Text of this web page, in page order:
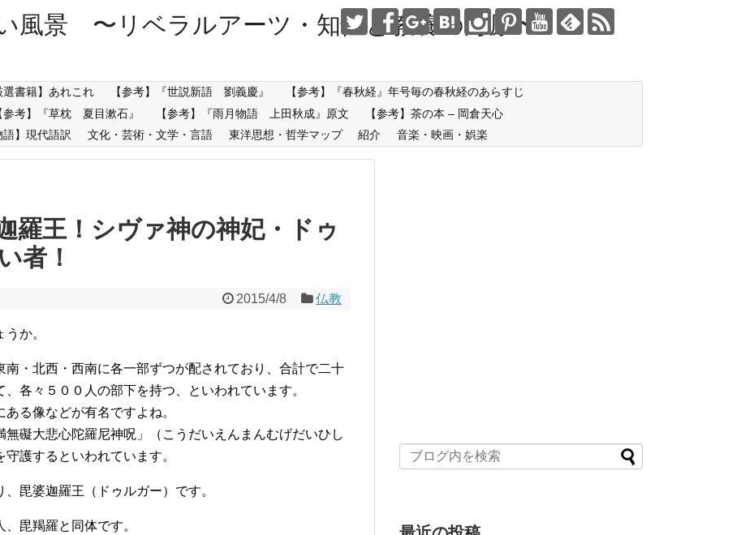
風景 〜リベラルアーツ・知性と教養の海原〜
選書籍】あれこれ 【参考】『世説新語 劉義慶』
【参考】『春秋経』年号毎の春秋経のあらすじ
参考】『草枕 夏目漱石』 【参考】『雨月物語 上田秋成』原文
【参考】茶の本 – 岡倉天心
語】現代語訳 文化・芸術・文学・言語 東洋思想・哲学マップ 紹介 音楽・映画・娯楽
羅王！シヴァ神の神妃・ドゥ
者！
2015/4/8 仏教
か。
・北西・西南に各一部ずつが配されており、合計で二十
各々５００人の部下を持つ、といわれています。
る像などが有名ですよね。
礙大悲心陀羅尼神呪」（こうだいえんまんむげだいひし
護するといわれています。
毘婆迦羅王（ドゥルガー）です。
毘羯羅と同体です。